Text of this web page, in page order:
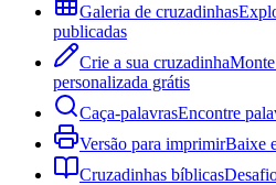
Galeria de cruzadinhas
publicadas
Crie a sua cruzadinha
personalizada grátis
Caça-palavrasEncontre
Versão para imprimirBaixe
Cruzadinhas bíblicas